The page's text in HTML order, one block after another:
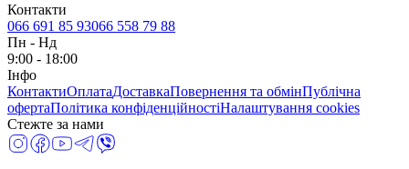
Контакти
066 691 85 93066 558 79 88
Пн - Нд
9:00 - 18:00
Інфо
КонтактиОплатаДоставкаПовернення та обмінПублічна
офертаПолітика конфіденційностіНалаштування cookies
Стежте за нами